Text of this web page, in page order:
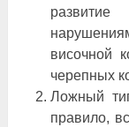
височной
черепных
Ложный
правило,